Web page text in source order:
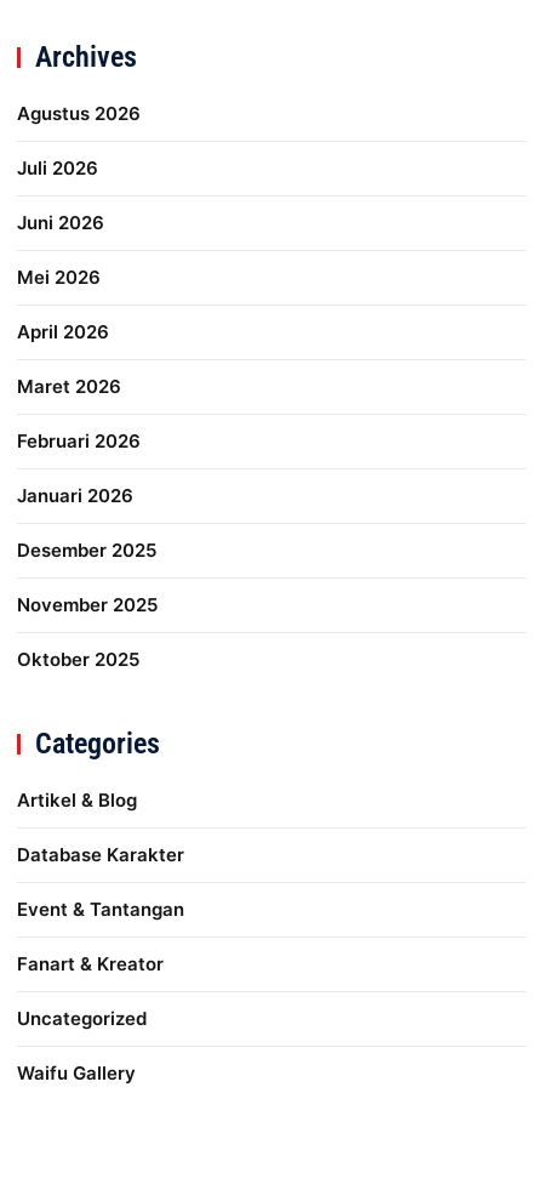
Archives
Agustus 2026
Juli 2026
Juni 2026
Mei 2026
April 2026
Maret 2026
Februari 2026
Januari 2026
Desember 2025
November 2025
Oktober 2025
Categories
Artikel & Blog
Database Karakter
Event & Tantangan
Fanart & Kreator
Uncategorized
Waifu Gallery